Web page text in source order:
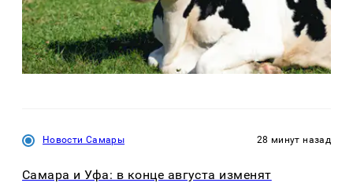
Новости Самары 28 минут назад
Самара и Уфа: в конце августа изменят